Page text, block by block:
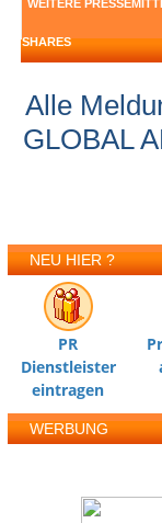
WEITERE
SHARES
Alle
GLOBAL
NEU HIER ?
PR
Dienstleister
eintragen
WERBUNG